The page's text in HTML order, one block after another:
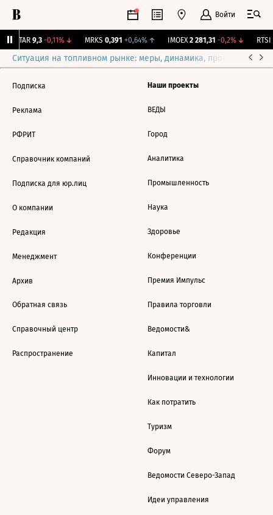
Войти
UTAR 9,3 -0,11%↓ MRKS 0,391 +0,64%↑ IMOEX 2 281,31 -0,2%↓ RTSI
Ситуация на топливном рынке: меры, динамика, прогнозы
Подписка
Реклама
РФРИТ
Справочник компаний
Подписка для юр.лиц
О компании
Редакция
Менеджмент
Архив
Обратная связь
Справочный центр
Распространение
Наши проекты
ВЕДЫ
Город
Аналитика
Промышленность
Наука
Здоровье
Конференции
Премия Импульс
Правила торговли
Ведомости&
Капитал
Инновации и технологии
Как потратить
Туризм
Форум
Ведомости Северо-Запад
Идеи управления